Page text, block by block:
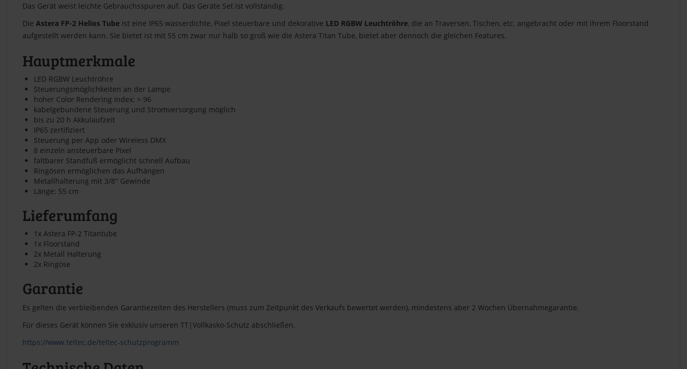
Das Gerät weist leichte Gebrauchsspuren auf. Das Geräte Set ist vollständig.
Die Astera FP-2 Helios Tube ist eine IP65 wasserdichte, Pixel steuerbare und dekorative LED RGBW Leuchtröhre, die an Traversen, Tischen, etc. angebracht oder mit ihrem Floorstand
aufgestellt werden kann. Sie bietet ist mit 55 cm zwar nur halb so groß wie die Astera Titan Tube, bietet aber dennoch die gleichen Features.
Hauptmerkmale
LED RGBW Leuchtröhre
Steuerungsmöglichkeiten an der Lampe
hoher Color Rendering Index: > 96
kabelgebundene Steuerung und Stromversorgung möglich
bis zu 20 h Akkulaufzeit
IP65 zertifiziert
Steuerung per App oder Wireless DMX
8 einzeln ansteuerbare Pixel
faltbarer Standfuß ermöglicht schnell Aufbau
Ringösen ermöglichen das Aufhängen
Metallhalterung mit 3/8" Gewinde
Länge: 55 cm
Lieferumfang
1x Astera FP-2 Titantube
1x Floorstand
2x Metall Halterung
2x Ringöse
Garantie
Es gelten die verbleibenden Garantiezeiten des Herstellers (muss zum Zeitpunkt des Verkaufs bewertet werden), mindestens aber 2 Wochen Übernahmegarantie.
Für dieses Gerät können Sie exklusiv unseren TT|Vollkasko-Schutz abschließen.
https://www.teltec.de/teltec-schutzprogramm